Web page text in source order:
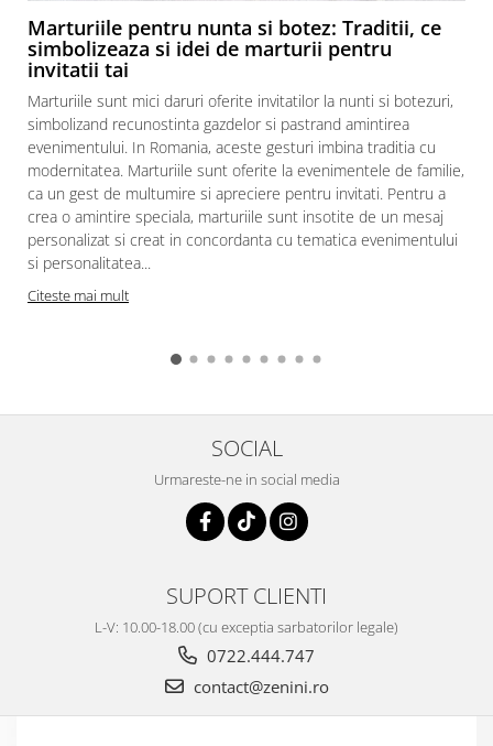
Marturiile pentru nunta si botez: Traditii, ce
simbolizeaza si idei de marturii pentru
invitatii tai
Marturiile sunt mici daruri oferite invitatilor la nunti si botezuri,
simbolizand recunostinta gazdelor si pastrand amintirea
evenimentului. In Romania, aceste gesturi imbina traditia cu
modernitatea. Marturiile sunt oferite la evenimentele de familie,
ca un gest de multumire si apreciere pentru invitati. Pentru a
crea o amintire speciala, marturiile sunt insotite de un mesaj
personalizat si creat in concordanta cu tematica evenimentului
si personalitatea...
Citeste mai mult
SOCIAL
Urmareste-ne in social media
SUPORT CLIENTI
L-V: 10.00-18.00 (cu exceptia sarbatorilor legale)
0722.444.747
contact@zenini.ro